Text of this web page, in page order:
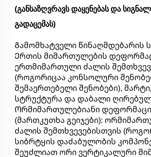
(განსაზღვრავს დაყენებას და
გადაცემას)
Გამომხატველი წინაღმდებარის
Ერთის მიმართულების
ერთმიმართული ძალის
(როგორიცაა კონსოლური
შემაერთებელი შენობები),
სტრუქტურა და დაბალი
Ორმიმართულებიანი
(მართკუთხა გეიჯები):
ძალის შემთხვევებისთვის
სიბრტყის დაძაბულობის
შეუძლიათ ორი ვერტიკალური